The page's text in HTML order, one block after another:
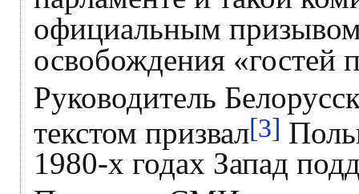
официальным призывом
освобождения «гостей
Руководитель
текстом призвал[3]
1980-х годах Запад